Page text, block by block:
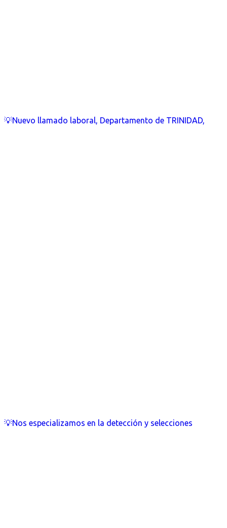
💡Nuevo llamado laboral, Departamento de TRINIDAD,
💡Nos especializamos en la detección y selecciones